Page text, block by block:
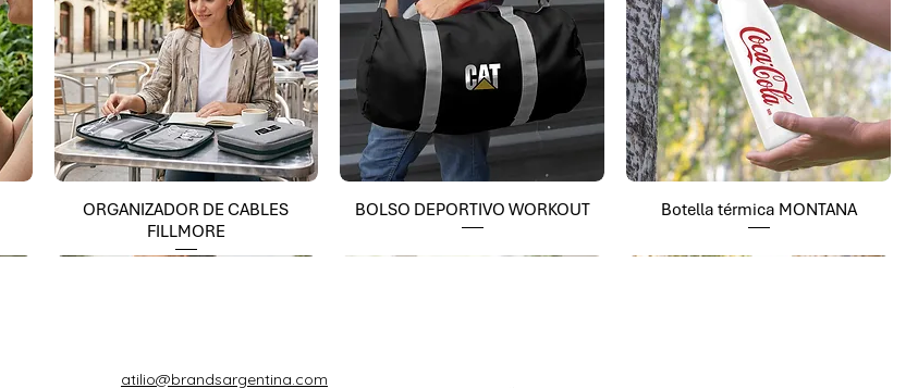
ORGANIZADOR DE CABLES
FILLMORE
BOLSO DEPORTIVO WORKOUT Botella térmica MONTANA
atilio@brandsargentina.com